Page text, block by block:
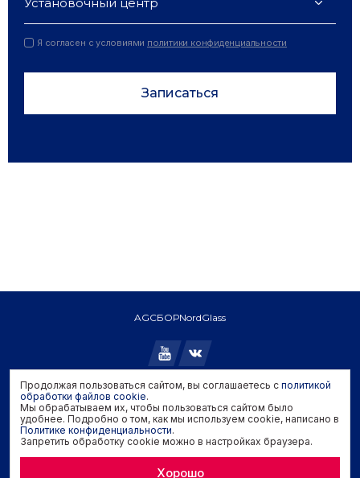
Я согласен с условиями политики конфиденциальности
Записаться
AGCБОРNordGlass
Copyright © 2026 AGC. All rights reserved.
Политика конфиденциальности
Политика обработки файлов cookie
Задать вопрос производителю
Продолжая пользоваться сайтом, вы соглашаетесь с политикой
обработки файлов cookie.
Мы обрабатываем их, чтобы пользоваться сайтом было
удобнее. Подробно о том, как мы используем cookie, написано в
Политике конфиденциальности.
Запретить обработку cookie можно в настройках браузера.
Хорошо